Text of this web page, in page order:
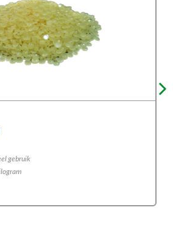
gebruik